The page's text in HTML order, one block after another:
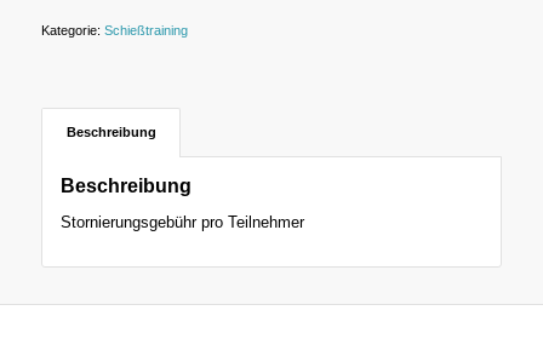
Kategorie: Schießtraining
Beschreibung
Beschreibung
Stornierungsgebühr pro Teilnehmer